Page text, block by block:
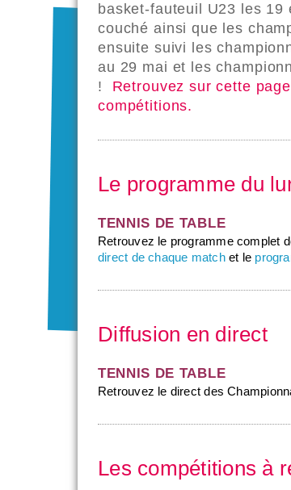
basket-fauteuil U23 les
couché ainsi que les
ensuite suivi les
au 29 mai et les
! Retrouvez sur cette
compétitions.
Le programme du
TENNIS DE TABLE
Retrouvez le programme complet
direct de chaque matchet le
Diffusion en direct
TENNIS DE TABLE
Retrouvez le direct des
Les compétitions à